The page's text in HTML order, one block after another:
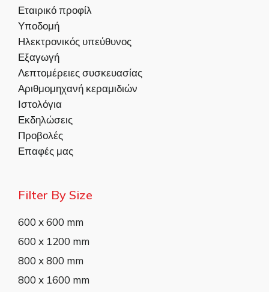
Εταιρικό προφίλ
Υποδομή
Ηλεκτρονικός υπεύθυνος
Εξαγωγή
Λεπτομέρειες συσκευασίας
Αριθμομηχανή κεραμιδιών
Ιστολόγια
Εκδηλώσεις
Προβολές
Επαφές μας
Filter By Size
600 x 600 mm
600 x 1200 mm
800 x 800 mm
800 x 1600 mm